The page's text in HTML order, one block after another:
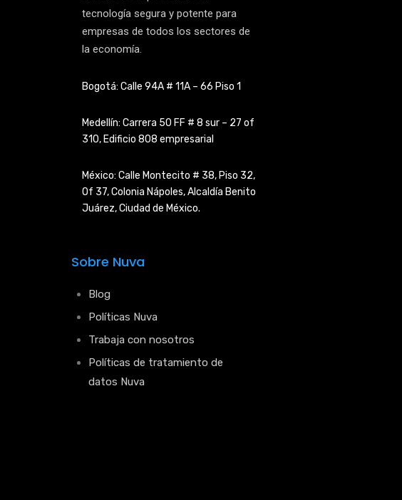
tecnología segura y potente para
empresas de todos los sectores de
la economía.
Bogotá: Calle 94A # 11A – 66 Piso 1
Medellín: Carrera 50 FF # 8 sur – 27 of
310, Edificio 808 empresarial
México: Calle Montecito # 38, Piso 32,
Of 37, Colonia Nápoles,Alcaldía Benito
Juárez, Ciudad de México.
Sobre Nuva
Blog
Políticas Nuva
Trabaja con nosotros
Políticas de tratamiento de
datos Nuva